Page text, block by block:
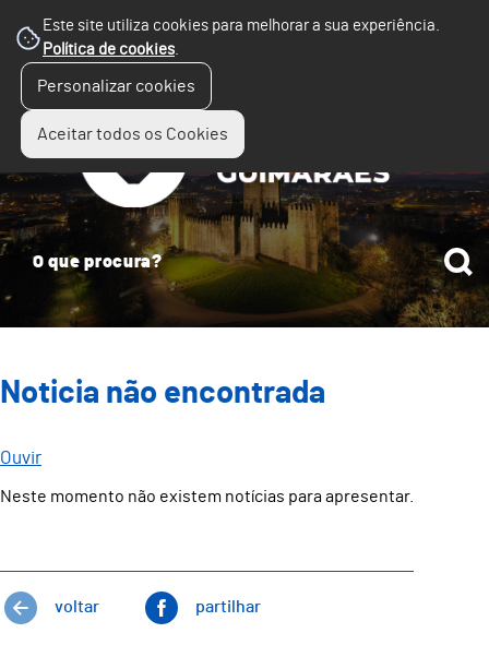
Este site utiliza cookies para melhorar a sua experiência.
Política de cookies.
Personalizar cookies
Aceitar todos os Cookies
Noticia não encontrada
Ouvir
Neste momento não existem notícias para apresentar.
voltar partilhar